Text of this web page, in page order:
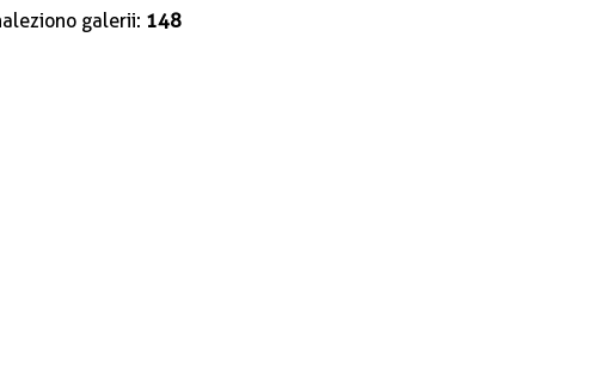
galerii: 148